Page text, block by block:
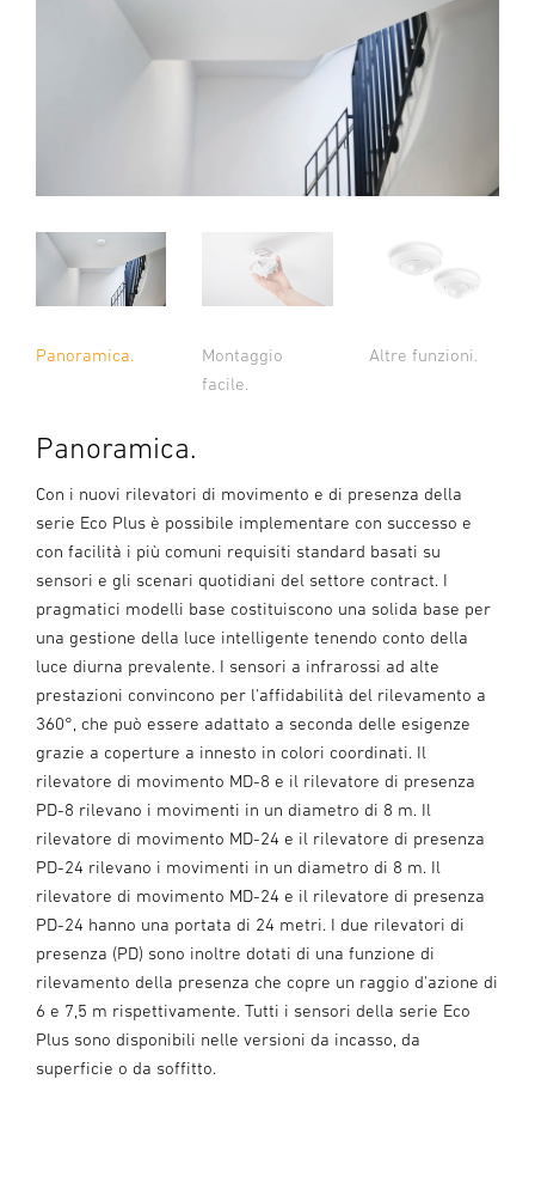
Panoramica.
Montaggio
facile.
Altre funzioni.
Panoramica.
Con i nuovi rilevatori di movimento e di presenza della
serie Eco Plus è possibile implementare con successo e
con facilità i più comuni requisiti standard basati su
sensori e gli scenari quotidiani del settore contract. I
pragmatici modelli base costituiscono una solida base per
una gestione della luce intelligente tenendo conto della
luce diurna prevalente. I sensori a infrarossi ad alte
prestazioni convincono per l'affidabilità del rilevamento a
360°, che può essere adattato a seconda delle esigenze
grazie a coperture a innesto in colori coordinati. Il
rilevatore di movimento MD-8 e il rilevatore di presenza
PD-8 rilevano i movimenti in un diametro di 8 m. Il
rilevatore di movimento MD-24 e il rilevatore di presenza
PD-24 rilevano i movimenti in un diametro di 8 m. Il
rilevatore di movimento MD-24 e il rilevatore di presenza
PD-24 hanno una portata di 24 metri. I due rilevatori di
presenza (PD) sono inoltre dotati di una funzione di
rilevamento della presenza che copre un raggio d'azione di
6 e 7,5 m rispettivamente. Tutti i sensori della serie Eco
Plus sono disponibili nelle versioni da incasso, da
superficie o da soffitto.